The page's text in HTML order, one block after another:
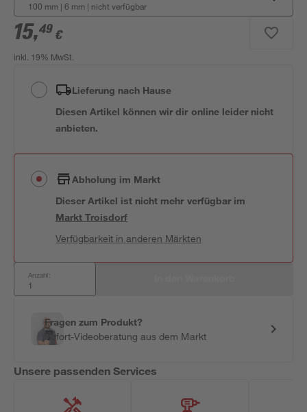
100 mm | 6 mm | nicht verfügbar
15,49 €
inkl. 19% MwSt.
Lieferung nach Hause
Diesen Artikel können wir dir online leider nicht
anbieten.
Abholung im Markt
Dieser Artikel ist nicht mehr verfügbar im
MarktTroisdorf
Verfügbarkeit in anderen Märkten
Anzahl:
Fragen zum Produkt?
Sofort-Videoberatung aus dem Markt
Unsere passenden Services